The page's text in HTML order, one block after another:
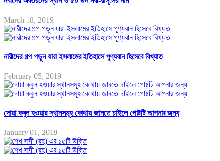
March 18, 2019
নারীদের গল্প পড়ুন যারা ইসলামের ইতিহাসে পূণ্যবান হিসেবে বিখ্যাত
February 05, 2019
দোয়া কবুল হওয়ার স্থানসমূহ কোথায় জানতে চাইলে পোষ্টটি আপনার জন্য
January 01, 2019